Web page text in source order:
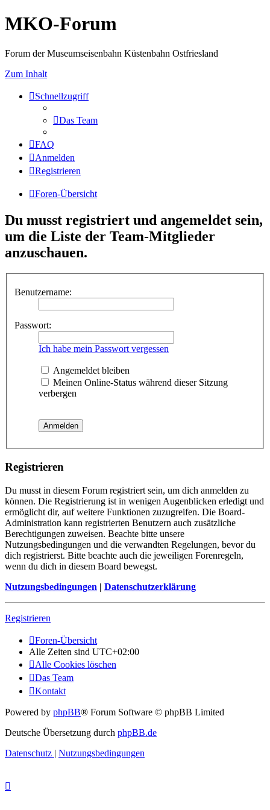
MKO-Forum
Forum der Museumseisenbahn Küstenbahn Ostfriesland
Zum Inhalt
Schnellzugriff
Das Team
FAQ
Anmelden
Registrieren
Foren-Übersicht
Du musst registriert und angemeldet sein,
um die Liste der Team-Mitglieder
anzuschauen.
Benutzername:
Passwort:
Ich habe mein Passwort vergessen
Angemeldet bleiben
Meinen Online-Status während dieser Sitzung
verbergen
Registrieren
Du musst in diesem Forum registriert sein, um dich anmelden zu
können. Die Registrierung ist in wenigen Augenblicken erledigt und
ermöglicht dir, auf weitere Funktionen zuzugreifen. Die Board-
Administration kann registrierten Benutzern auch zusätzliche
Berechtigungen zuweisen. Beachte bitte unsere
Nutzungsbedingungen und die verwandten Regelungen, bevor du
dich registrierst. Bitte beachte auch die jeweiligen Forenregeln,
wenn du dich in diesem Board bewegst.
Nutzungsbedingungen | Datenschutzerklärung
Registrieren
Foren-Übersicht
Alle Zeiten sind UTC+02:00
Alle Cookies löschen
Das Team
Kontakt
Powered by phpBB® Forum Software © phpBB Limited
Deutsche Übersetzung durch phpBB.de
Datenschutz | Nutzungsbedingungen